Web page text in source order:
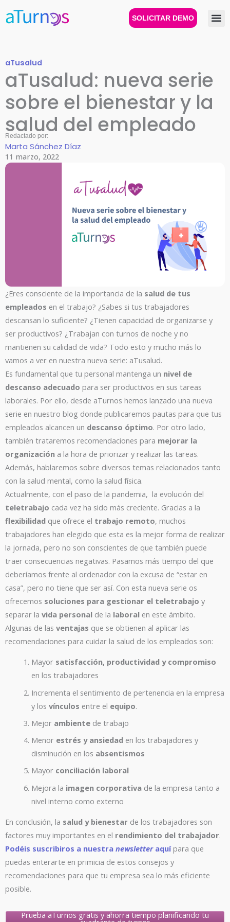
SOLICITAR DEMO
aTusalud
aTusalud: nueva serie
sobre el bienestar y la
salud del empleado
Redactado por:
Marta Sánchez Díaz
11 marzo, 2022
¿Eres consciente de la importancia de la salud de tus
empleados en el trabajo? ¿Sabes si tus trabajadores
descansan lo suficiente? ¿Tienen capacidad de organizarse y
ser productivos? ¿Trabajan con turnos de noche y no
mantienen su calidad de vida? Todo esto y mucho más lo
vamos a ver en nuestra nueva serie: aTusalud.
Es fundamental que tu personal mantenga un nivel de
descanso adecuado para ser productivos en sus tareas
laborales. Por ello, desde aTurnos hemos lanzado una nueva
serie en nuestro blog donde publicaremos pautas para que tus
empleados alcancen un descanso óptimo. Por otro lado,
también trataremos recomendaciones para mejorar la
organización a la hora de priorizar y realizar las tareas.
Además, hablaremos sobre diversos temas relacionados tanto
con la salud mental, como la salud física.
Actualmente, con el paso de la pandemia, la evolución del
teletrabajo cada vez ha sido más creciente. Gracias a la
flexibilidad que ofrece el trabajo remoto, muchos
trabajadores han elegido que esta es la mejor forma de realizar
la jornada, pero no son conscientes de que también puede
traer consecuencias negativas. Pasamos más tiempo del que
deberíamos frente al ordenador con la excusa de “estar en
casa”, pero no tiene que ser así. Con esta nueva serie os
ofrecemos soluciones para gestionar el teletrabajo y
separar la vida personal de la laboral en este ámbito.
Algunas de las ventajas que se obtienen al aplicar las
recomendaciones para cuidar la salud de los empleados son:
Mayor satisfacción, productividad y compromiso
en los trabajadores
Incrementa el sentimiento de pertenencia en la empresa
y losvínculos entre el equipo.
Mejor ambiente de trabajo
Menor estrés y ansiedad en los trabajadores y
disminución en los absentismos
Mayor conciliación laboral
Mejora la imagen corporativa de la empresa tanto a
nivel interno como externo
En conclusión, la salud y bienestar de los trabajadores son
factores muy importantes en el rendimiento del trabajador.
Podéis suscribiros a nuestra newsletteraquípara que
puedas enterarte en primicia de estos consejos y
recomendaciones para que tu empresa sea lo más eficiente
posible.
Prueba aTurnos gratis y ahorra tiempo planificando tu